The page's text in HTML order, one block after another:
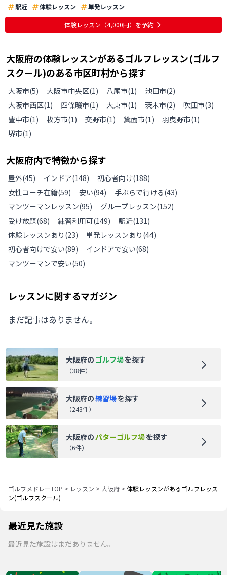
駅近
体験レッスン 単発レッスン
体験レッスン （4,000円） を予約
大阪府の体験レッスンがあるゴルフレッスン(ゴルフ
スクール)のある市区町村から探す
大阪市(5) 大阪市中央区(1) 八尾市(1) 池田市(2)
大阪市西区(1) 四條畷市(1) 大東市(1) 茨木市(2) 吹田市(3)
豊中市(1) 枚方市(1) 交野市(1) 箕面市(1) 羽曳野市(1)
堺市(1)
大阪府内で特徴から探す
屋外(45) インドア(148) 初心者向け(188)
女性コーチ在籍(59) 安い(94) 手ぶらで行ける(43)
マンツーマンレッスン(95) グループレッスン(152)
受け放題(68) 練習利用可(149) 駅近(131)
体験レッスンあり (23) 単発レッスンあり (44)
初心者向けで安い(89) インドアで安い(68)
マンツーマンで安い(50)
レッスンに関するマガジン
まだ記事はありません。
大阪府の ゴルフ場を探す
（38件）
大阪府の練習場を探す
（243件）
大阪府のパターゴルフ場を探す
（6件）
ゴルフメドレーTOP > レッスン > 大阪府 > 体験レッスンがあるゴルフレッス
ン(ゴルフスクール)
最近見た施設
最近見た施設はまだありません。